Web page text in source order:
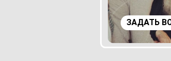
ЗАДАТЬ